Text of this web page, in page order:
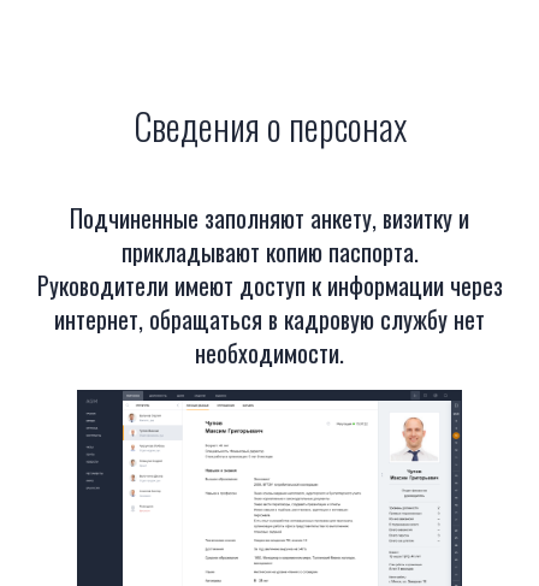
Сведения о персонах
Подчиненные заполняют анкету, визитку и
прикладывают копию паспорта.
Руководители имеют доступ к информации через
интернет, обращаться в кадровую службу нет
необходимости.